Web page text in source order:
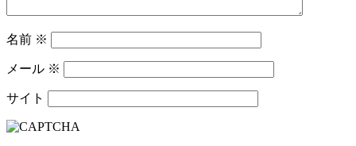
名前 ※
メール ※
サイト